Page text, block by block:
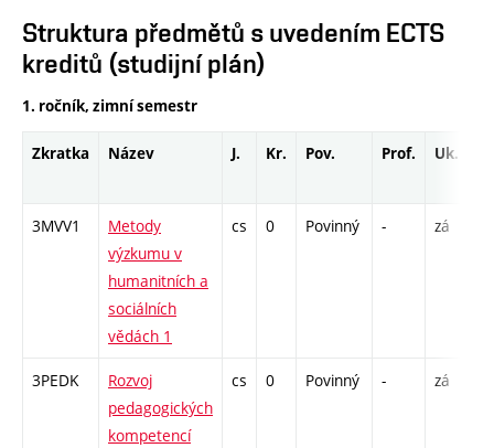
Struktura předmětů s uvedením ECTS
kreditů (studijní plán)
1. ročník, zimní semestr
Zkratka Název J. Kr. Pov. Prof. Uk.
3MVV1
Metody
výzkumu v
humanitních a
sociálních
vědách 1
cs 0 Povinný - zá
3PEDK
Rozvoj
pedagogických
kompetencí
cs 0 Povinný - zá